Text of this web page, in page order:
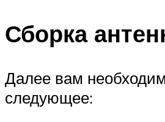
Сборка
Далее вам
следующее: